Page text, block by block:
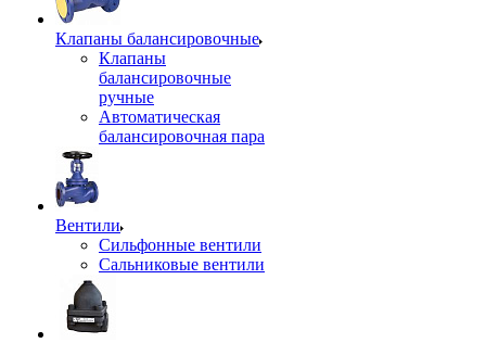
Клапаны балансировочные
Клапаны
балансировочные
ручные
Автоматическая
балансировочная пара
Вентили
Сильфонные вентили
Сальниковые вентили